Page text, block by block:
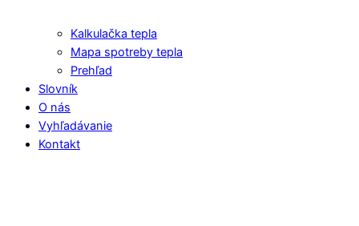
Kalkulačka tepla
Mapa spotreby tepla
Prehľad
Slovník
O nás
Vyhľadávanie
Kontakt